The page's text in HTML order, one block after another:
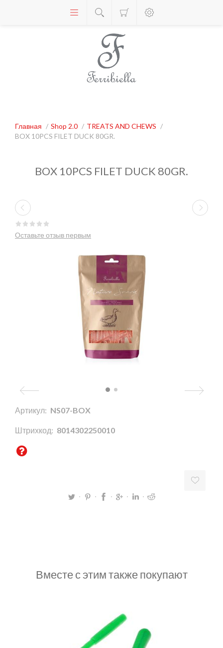
Главная / Shop 2.0 / TREATS AND CHEWS /
BOX 10PCS FILET DUCK 80GR.
BOX 10PCS FILET DUCK 80GR.
Оставьте отзыв первым
Артикул: NS07-BOX
Штрихкод: 8014302250010
Вместе с этим также покупают